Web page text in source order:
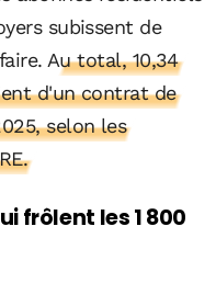
subissent de
Au total, 10,34
d'un contrat de
selon les
frôlent les 1 800